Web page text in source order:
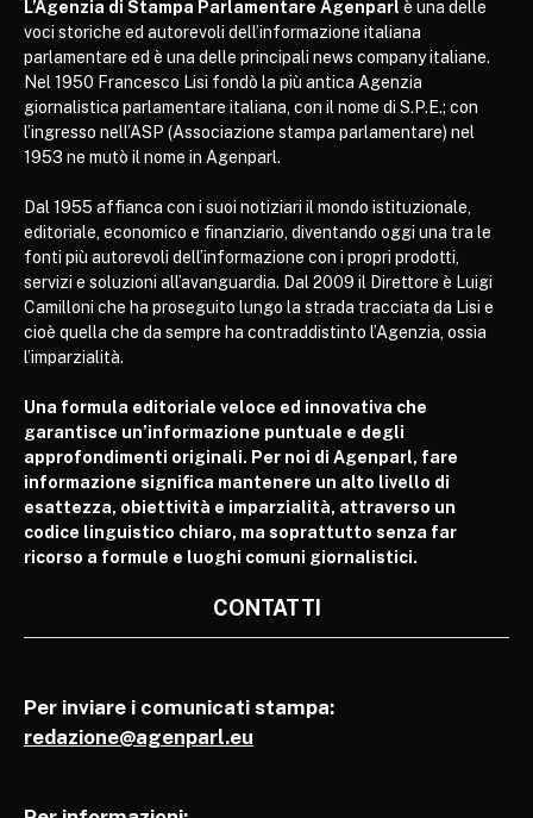
L’Agenzia di Stampa Parlamentare Agenparl è una delle
voci storiche ed autorevoli dell’informazione italiana
parlamentare ed è una delle principali news company italiane.
Nel 1950 Francesco Lisi fondò la più antica Agenzia
giornalistica parlamentare italiana, con il nome di S.P.E.; con
l’ingresso nell’ASP (Associazione stampa parlamentare) nel
1953 ne mutò il nome in Agenparl.
Dal 1955 affianca con i suoi notiziari il mondo istituzionale,
editoriale, economico e finanziario, diventando oggi una tra le
fonti più autorevoli dell’informazione con i propri prodotti,
servizi e soluzioni all’avanguardia. Dal 2009 il Direttore è Luigi
Camilloni che ha proseguito lungo la strada tracciata da Lisi e
cioè quella che da sempre ha contraddistinto l’Agenzia, ossia
l’imparzialità.
Una formula editoriale veloce ed innovativa che
garantisce un’informazione puntuale e degli
approfondimenti originali. Per noi di Agenparl, fare
informazione significa mantenere un alto livello di
esattezza, obiettività e imparzialità, attraverso un
codice linguistico chiaro, ma soprattutto senza far
ricorso a formule e luoghi comuni giornalistici.
CONTATTI
Per inviare i comunicati stampa:
redazione@agenparl.eu